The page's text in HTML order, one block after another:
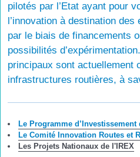
pilotés par l’Etat ayant pour
l’innovation à destination
par le biais de financements
possibilités
principaux sont actuellement
infrastructures routières, à
Le Programme d’Investissement
Le Comité Innovation Routes et
Les Projets Nationaux de l'IREX